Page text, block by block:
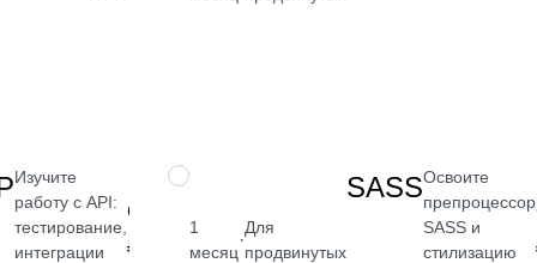
Изучите
работу с API:
тестирование,
интеграции
от 2 400
₽
НАВЫК
1
месяц
·
Для
продвинутых
SASSОсвоите
препроцессор
SASS и
стилизацию